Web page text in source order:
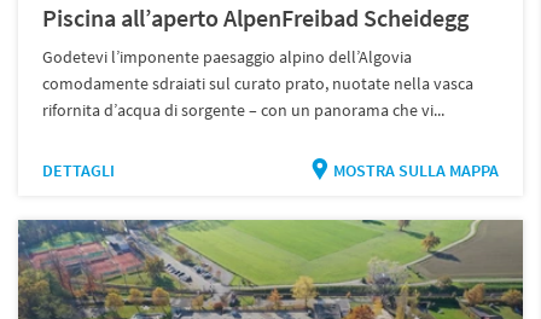
Piscina all’aperto AlpenFreibad Scheidegg
Godetevi l’imponente paesaggio alpino dell’Algovia
comodamente sdraiati sul curato prato, nuotate nella vasca
rifornita d’acqua di sorgente – con un panorama che vi...
DETTAGLI MOSTRA SULLA MAPPA